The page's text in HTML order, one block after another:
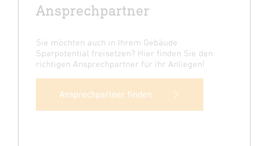
Ansprechpartner
Sie möchten auch in Ihrem Gebäude
Sparpotential freisetzen? Hier finden Sie den
richtigen Ansprechpartner für ihr Anliegen!
Ansprechpartner finden